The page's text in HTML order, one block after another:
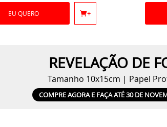
EU QUERO +
REVELAÇÃO DE
Tamanho 10x15cm | Papel
COMPRE AGORA E FAÇA ATÉ 30 DE